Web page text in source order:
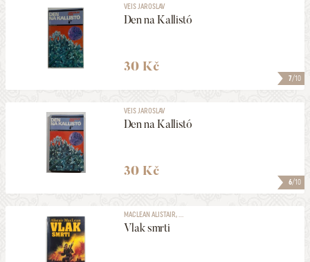
7/10
VEIS JAROSLAV
Den na Kallistó
30 Kč
6/10
VEIS JAROSLAV
Den na Kallistó
30 Kč
MACLEAN ALISTAIR, ...
Vlak smrti